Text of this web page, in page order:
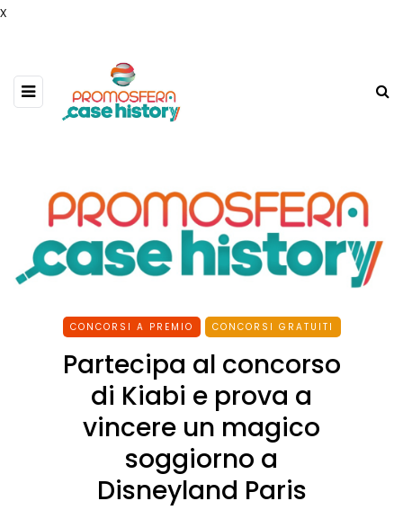
x
CONCORSI A PREMIO CONCORSI GRATUITI
Partecipa al concorso
di Kiabi e prova a
vincere un magico
soggiorno a
Disneyland Paris